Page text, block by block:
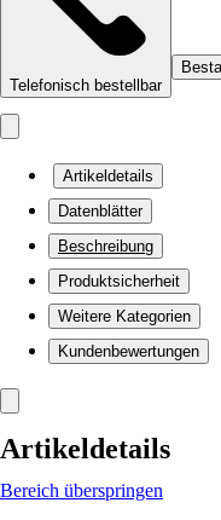
Telefonisch bestellbar
Artikeldetails
Datenblätter
Beschreibung
Produktsicherheit
Weitere Kategorien
Kundenbewertungen
Artikeldetails
Bereich überspringen